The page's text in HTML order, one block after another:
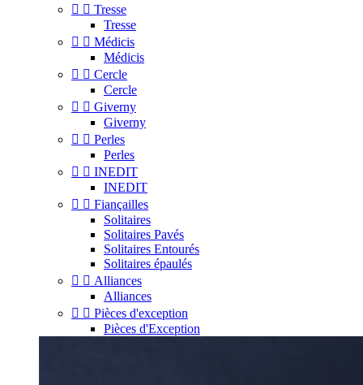
  Tresse
Tresse
  Médicis
Médicis
  Cercle
Cercle
  Giverny
Giverny
  Perles
Perles
  INEDIT
INEDIT
  Fiançailles
Solitaires
Solitaires Pavés
Solitaires Entourés
Solitaires épaulés
  Alliances
Alliances
  Pièces d'exception
Pièces d'Exception